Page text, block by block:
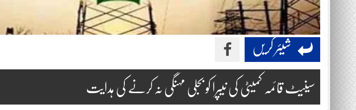
شیئر کریں
سینیٹ قائمہ کمیٹی کی نیپرا کو بجلی مہنگی نہ کرنے کی ہدایت